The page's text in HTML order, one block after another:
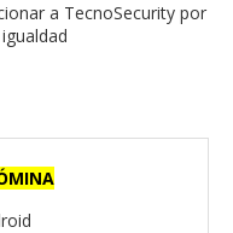
a TecnoSecurity por